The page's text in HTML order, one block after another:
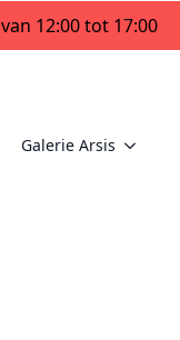
12:00 tot 17:00
Galerie Arsis